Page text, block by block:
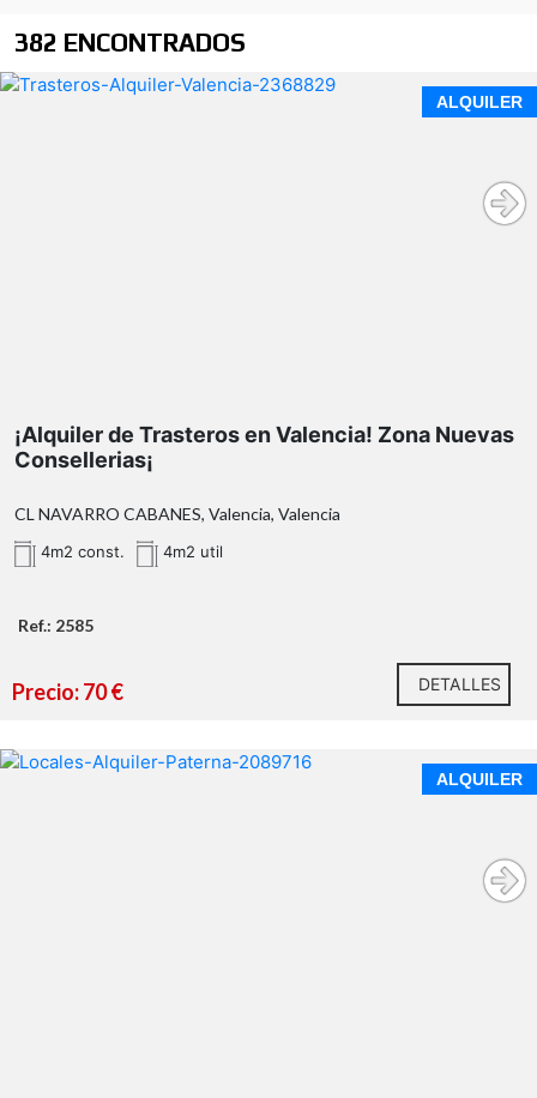
382 ENCONTRADOS
ALQUILER
96
www.antoniojserra.com
¡Alquiler de Trasteros en Valencia! Zona Nuevas
Consellerias¡
CL NAVARRO CABANES, Valencia, Valencia
4m2 const. 4m2 util
Ref.: 2585
Precio: 70 € DETALLES
ALQUILER